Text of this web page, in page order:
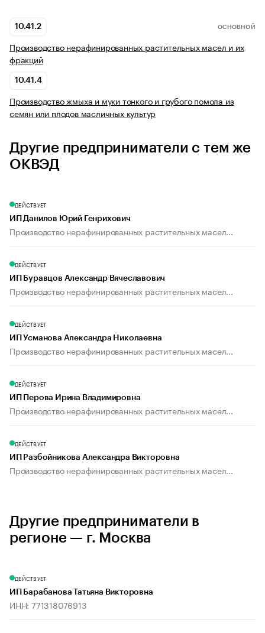
10.41.2 ОСНОВНОЙ
Производство нерафинированных растительных масел и их
фракций
10.41.4
Производство жмыха и муки тонкого и грубого помола из
семян или плодов масличных культур
Другие предприниматели с тем же
ОКВЭД
ДЕЙСТВУЕТ
ИП Данилов Юрий Генрихович
Производство нерафинированных растительных масел...
ДЕЙСТВУЕТ
ИП Буравцов Александр Вячеславович
Производство нерафинированных растительных масел...
ДЕЙСТВУЕТ
ИП Усманова Александра Николаевна
Производство нерафинированных растительных масел...
ДЕЙСТВУЕТ
ИП Перова Ирина Владимировна
Производство нерафинированных растительных масел...
ДЕЙСТВУЕТ
ИП Разбойникова Александра Викторовна
Производство нерафинированных растительных масел...
Другие предприниматели в
регионе — г. Москва
ДЕЙСТВУЕТ
ИП Барабанова Татьяна Викторовна
ИНН: 771318076913